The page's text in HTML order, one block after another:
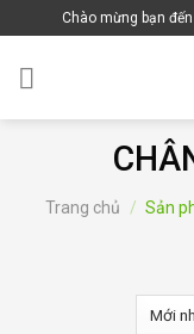
to
content
Chào mừng bạn đến
Trang chủ / Sản